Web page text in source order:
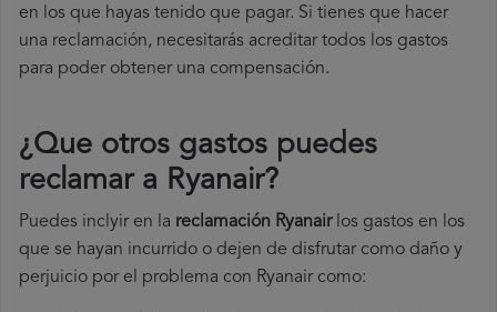
en los que hayas tenido que pagar. Si tienes que hacer
una reclamación, necesitarás acreditar todos los gastos
para poder obtener una compensación.
¿Que otros gastos puedes
reclamar a Ryanair​?
Puedes inclyir en la reclamación Ryanairlos gastos en los
que se hayan incurrido o dejen de disfrutar como daño y
perjuicio por el problema con Ryanair como: